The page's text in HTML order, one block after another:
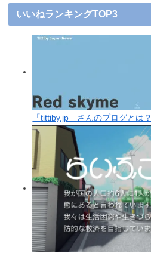
いいねランキングTOP3
「tittiby.jp」さんのブログとは？